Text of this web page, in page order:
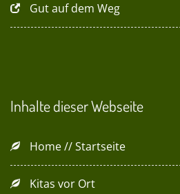
Gut auf dem Weg
Inhalte dieser Webseite
Home // Startseite
Kitas vor Ort